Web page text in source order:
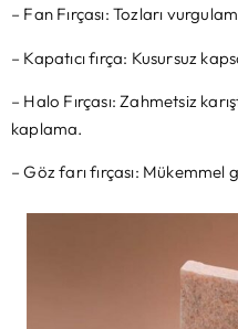
– Fan Fırçası: Tozları
– Kapatıcı fırça: Kusursuz
– Halo Fırçası: Zahmetsiz
kaplama.
– Göz farı fırçası: Mükemmel